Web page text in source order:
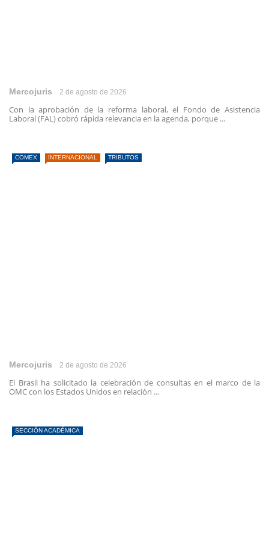
Mercojuris 2 de agosto de 2026
Con la aprobación de la reforma laboral, el Fondo de Asistencia
Laboral (FAL) cobró rápida relevancia en la agenda, porque ...
COMEX INTERNACIONAL TRIBUTOS
Mercojuris 2 de agosto de 2026
El Brasil ha solicitado la celebración de consultas en el marco de la
OMC con los Estados Unidos en relación ...
SECCIÓN ACADÉMICA